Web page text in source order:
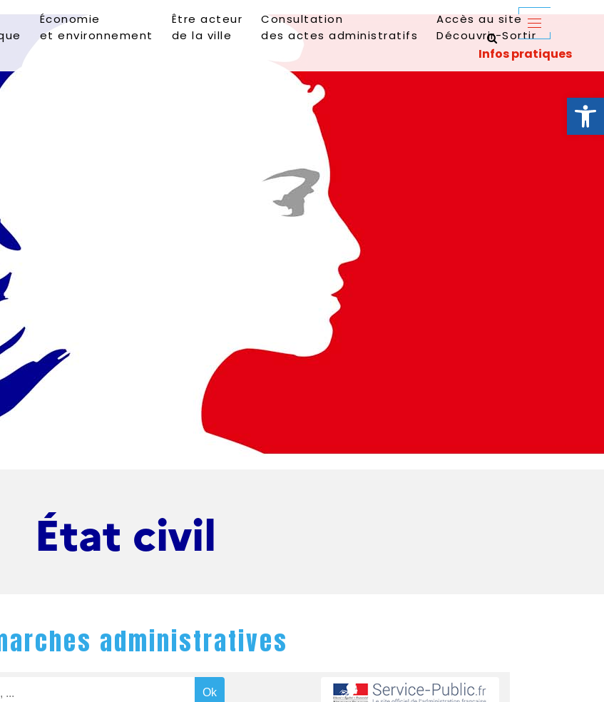
Ouvrir
Économie
et environnement
Être acteur
de la ville
Consultation
des actes administratifs
Accès au site
Découvrir-Sortir
État civil
administratives